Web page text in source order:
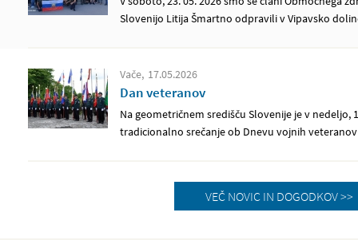
Slovenijo Litija Šmartno odpravili v Vipavsko
Vače 17.05.2026
Dan veteranov
Na geometričnem središču Slovenije je v nedeljo,
tradicionalno srečanje ob Dnevu vojnih veteranov
VEČ NOVIC IN DOGODKOV >>